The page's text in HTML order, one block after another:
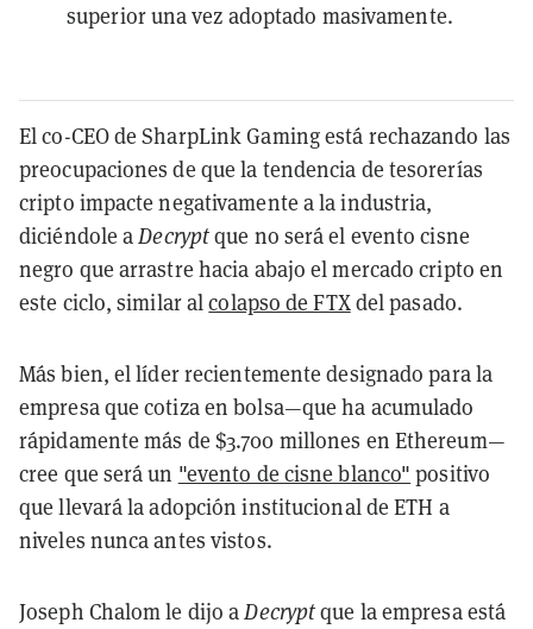
superior una vez adoptado masivamente.
El co-CEO de SharpLink Gaming está rechazando las
preocupaciones de que la tendencia de tesorerías
cripto impacte negativamente a la industria,
diciéndole aDecryptque no será el evento cisne
negro que arrastre hacia abajo el mercado cripto en
este ciclo, similar alcolapso de FTXdel pasado.
Más bien, el líder recientemente designado para la
empresa que cotiza en bolsa—que ha acumulado
rápidamente más de $3.700 millones en Ethereum—
cree que será un "evento de cisne blanco" positivo
que llevará la adopción institucional de ETH a
niveles nunca antes vistos.
Joseph Chalom le dijo aDecryptque la empresa está